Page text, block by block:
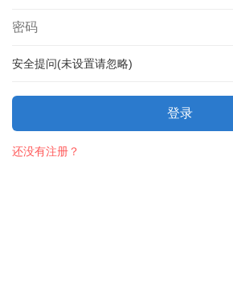
安全提问(未设置请忽略)
登录
还没有注册？